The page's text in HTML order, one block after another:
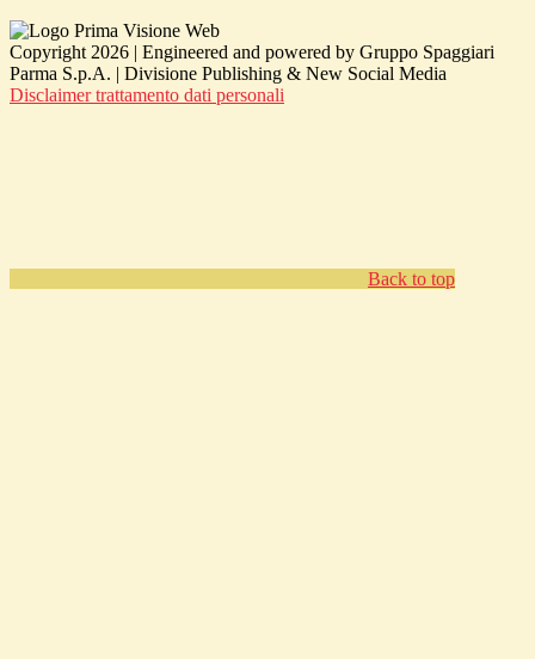
Copyright 2026 | Engineered and powered by Gruppo Spaggiari
Parma S.p.A. | Divisione Publishing & New Social Media
Disclaimer trattamento dati personali
Back to top